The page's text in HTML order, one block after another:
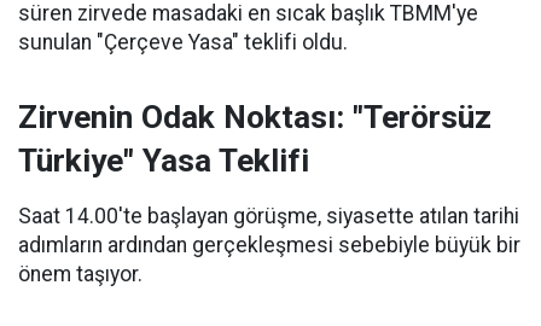
süren zirvede masadaki en sıcak başlık TBMM'ye
sunulan "Çerçeve Yasa" teklifi oldu.
Zirvenin Odak Noktası: "Terörsüz
Türkiye" Yasa Teklifi
Saat 14.00'te başlayan görüşme, siyasette atılan tarihi
adımların ardından gerçekleşmesi sebebiyle büyük bir
önem taşıyor.